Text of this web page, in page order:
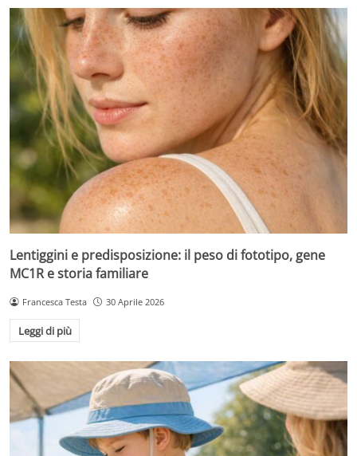
Lentiggini e predisposizione: il peso di fototipo, gene
MC1R e storia familiare
Francesca Testa 30 Aprile 2026
Leggi di più